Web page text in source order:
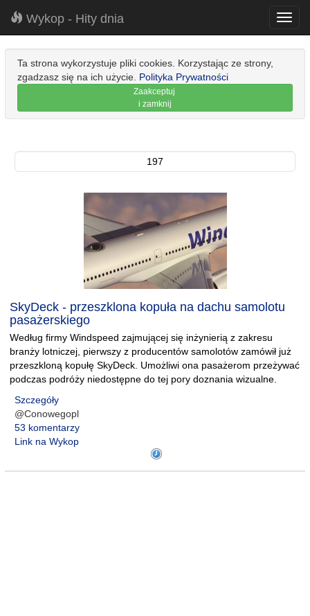
Wykop - Hity dnia
Ta strona wykorzystuje pliki cookies. Korzystając ze strony,
zgadzasz się na ich użycie. Polityka Prywatności
Zaakceptuj
i zamknij
197
SkyDeck - przeszklona kopuła na dachu samolotu
pasażerskiego
Według firmy Windspeed zajmującej się inżynierią z zakresu
branży lotniczej, pierwszy z producentów samolotów zamówił już
przeszkloną kopułę SkyDeck. Umożliwi ona pasażerom przeżywać
podczas podróży niedostępne do tej pory doznania wizualne.
Szczegóły
@Conowegopl
53 komentarzy
Link na Wykop